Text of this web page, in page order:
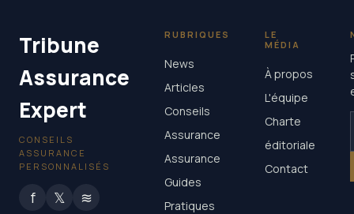
Tribune
Assurance
Expert
CONSEILS
ASSURANCE
PERSONNALISÉS
f 𝕏 ≋
RUBRIQUES
News
Articles
Conseils
Assurance
Assurance
Guides
Pratiques
LE
MÉDIA
À propos
L'équipe
Charte
éditoriale
Contact